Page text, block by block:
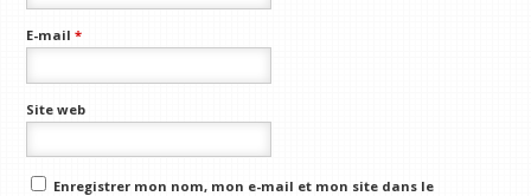
E-mail*
Site web
Enregistrer mon nom, mon e-mail et mon site dans le